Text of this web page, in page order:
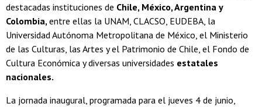
destacadas instituciones de Chile, México, Argentina y
Colombia,entre ellas la UNAM, CLACSO, EUDEBA, la
Universidad Autónoma Metropolitana de México, el Ministerio
de las Culturas, las Artes y el Patrimonio de Chile, el Fondo de
Cultura Económica y diversas universidades estatales
nacionales.
La jornada inaugural, programada para el jueves 4 de junio,